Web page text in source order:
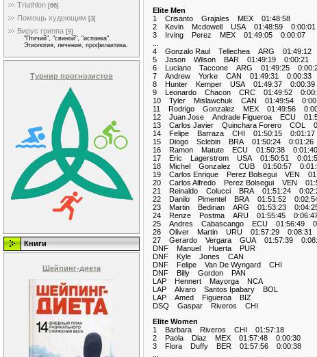
Triathlon [66]
Помощь худеющим [3]
Вирус гриппа [9]
"Птичий", "свиной", "испанка".
Этиология, лечение, профилактика.
Турнир прогнозистов
Книги
Шейпинг-диета
Elite Men
1 Crisanto Grajales MEX 01:48:58
2 Kevin Mcdowell USA 01:48:59 0:00:01
3 Irving Perez MEX 01:49:05 0:00:07
4 Gonzalo Raul Tellechea ARG 01:49:12
5 Jason Wilson BAR 01:49:19 0:00:21
6 Luciano Taccone ARG 01:49:25
7 Andrew Yorke CAN 01:49:31 0:00:33
8 Hunter Kemper USA 01:49:37 0:00:39
9 Leonardo Chacon CRC 01:49:52
10 Tyler Mislawchuk CAN 01:49:54
11 Rodrigo Gonzalez MEX 01:49:56
12 Juan Jose Andrade Figueroa ECU
13 Carlos Javier Quinchara Forero COL
14 Felipe Barraza CHI 01:50:15 0:01:17
15 Diogo Sclebin BRA 01:50:24 0:01:26
16 Ramon Matute ECU 01:50:38 0:01:40
17 Eric Lagerstrom USA 01:50:51
18 Michel Gonzalez CUB 01:50:57
19 Carlos Enrique Perez Bolsegui VEN
20 Carlos Alfredo Perez Bolsegui VEN
21 Reinaldo Colucci BRA 01:51:24
22 Danilo Pimentel BRA 01:51:52
23 Martin Bedirian ARG 01:53:23
24 Renze Postma ARU 01:55:45
25 Andres Cabascango ECU 01:56:49
26 Oliver Martin URU 01:57:29 0:08:31
27 Gerardo Vergara GUA 01:57:39
DNF Manuel Huerta PUR
DNF Kyle Jones CAN
DNF Felipe Van De Wyngard CHI
DNF Billy Gordon PAN
LAP Hennert Mayorga NCA
LAP Alvaro Santos Ipabary BOL
LAP Amed Figueroa BIZ
DSQ Gaspar Riveros CHI
Elite Women
1 Barbara Riveros CHI 01:57:18
2 Paola Diaz MEX 01:57:48 0:00:30
3 Flora Duffy BER 01:57:56 0:00:38